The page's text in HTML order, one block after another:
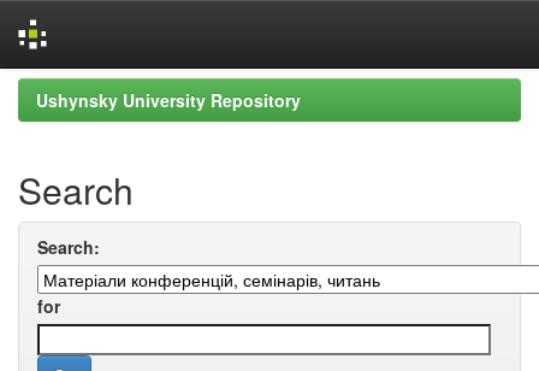
Skip
navigation
Ushynsky University Repository
Search
Search:
for